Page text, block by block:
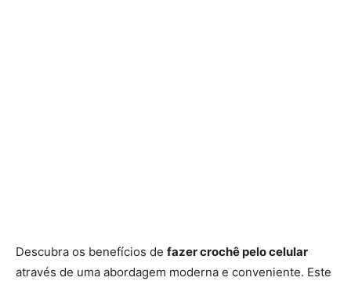
Descubra os benefícios de fazer crochê pelo celular
através de uma abordagem moderna e conveniente. Este